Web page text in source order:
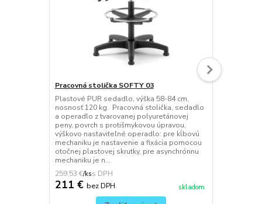
Pracovná stolička SOFTY 03
Plastové PUR sedadlo, výška 58-84 cm,
nosnosť 120 kg. Pracovná stolička, sedadlo
a operadlo z tvarovanej polyuretánovej
peny, povrch s protišmykovou úpravou,
výškovo nastaviteľné operadlo: pre kĺbovú
mechaniku je nastavenie a fixácia pomocou
otočnej plastovej skrutky, pre asynchrónnu
mechaniku je n...
259,53 €/ks
211 € bez DPH skladom